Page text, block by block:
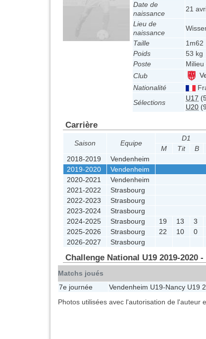
Date de
naissance
21
Lieu de
naissance
Taille
1m62
Poids
53 kg
Poste
Milieu
Club
Nationalité
Sélections
U17
U20
Carrière
Saison Equipe
D1
M
Tit B
2018-2019
Vendenheim
2019-2020
Vendenheim
2020-2021
Vendenheim
2021-2022
Strasbourg
2022-2023
Strasbourg
2023-2024
Strasbourg
2024-2025
Strasbourg 19 13 3
2025-2026
Strasbourg 22 10 0
2026-2027
Strasbourg
Challenge National U19 2019-2020
Matchs joués
7e journée
Vendenheim U19-Nancy U19
Photos utilisées avec l'autorisation de l'auteur